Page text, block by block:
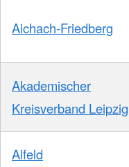
Aichach-Friedberg
Akademischer
Kreisverband Leipzig
Alfeld